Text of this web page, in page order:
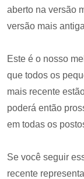
aberto na versão
versão mais
Este é o nosso
que todos os
mais recente
poderá então
em todas os
Se você seguir
recente